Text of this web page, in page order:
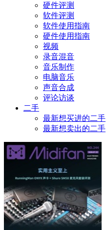
硬件评测
软件评测
软件使用指南
硬件使用指南
视频
录音混音
音乐制作
电脑音乐
声音合成
评论访谈
二手
最新想买进的二手
最新想卖出的二手